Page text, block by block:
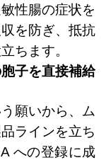
性腸の症状を
を防ぎ、抵抗
ちます。
子を直接補給
願いから、ム
ラインを立ち
への登録に成